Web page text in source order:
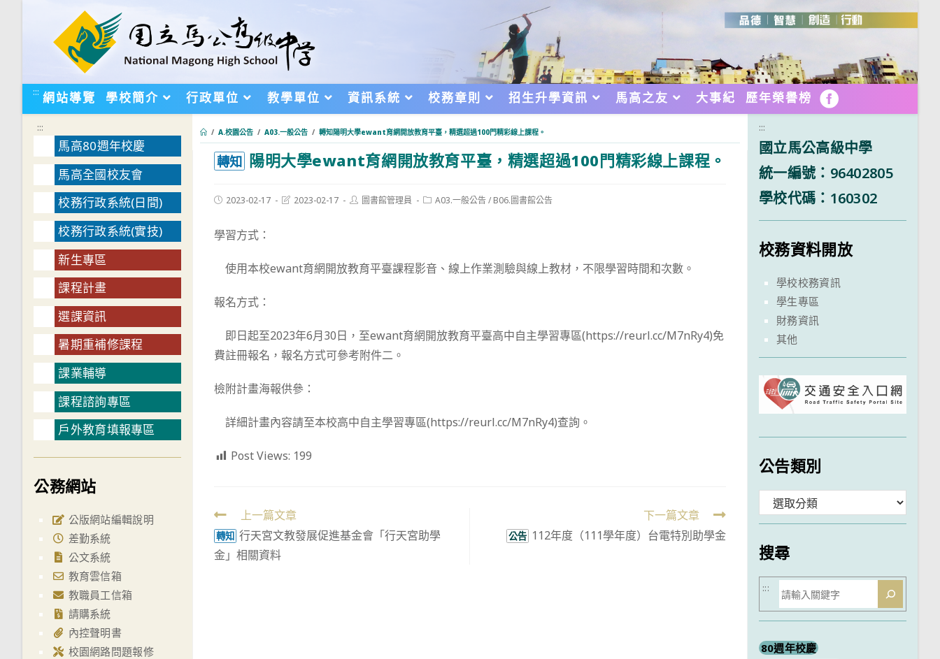
::: 網站導覽 學校簡介 行政單位 教學單位 資訊系統 校務章則 招生升學資訊 馬高之友 大事紀 歷年榮譽榜 FB
/ A.校園公告 / A03.一般公告 / 轉知陽明大學ewant育網開放教育平臺，精選超過100門精彩線上課程。
轉知 陽明大學ewant育網開放教育平臺，精選超過100門精彩線上課程。
Post2023-02-17
Post2023-02-17
Post圖書館管理員
PostA03.一般公告/ B06.圖書館公告
學習方式：
使用本校ewant育網開放教育平臺課程影音、線上作業測驗與線上教材，不限學習時間和次數。
報名方式：
即日起至2023年6月30日，至ewant育網開放教育平臺高中自主學習專區(https://reurl.cc/M7nRy4)免
費註冊報名，報名方式可參考附件二。
檢附計畫海報供參：
詳細計畫內容請至本校高中自主學習專區(https://reurl.cc/M7nRy4)查詢。
Post Views: 199
Read
more
articles
上一篇文章
轉知 行天宮文教發展促進基金會「行天宮助學
金」相關資料
下一篇文章
公告 112年度（111學年度）台電特別助學金
:::
馬高80週年校慶
馬高全國校友會
校務行政系統(日間)
校務行政系統(實技)
新生專區
課程計畫
選課資訊
暑期重補修課程
課業輔導
課程諮詢專區
戶外教育填報專區
公務網站
公版網站編輯說明
差勤系統
公文系統
教育雲信箱
教職員工信箱
請購系統
內控聲明書
校園網路問題報修
:::
國立馬公高級中學
統一編號：96402805
學校代碼：160302
校務資料開放
學校校務資訊
學生專區
財務資訊
其他
公告類別
類
搜尋
搜
尋
:::
80週年校慶